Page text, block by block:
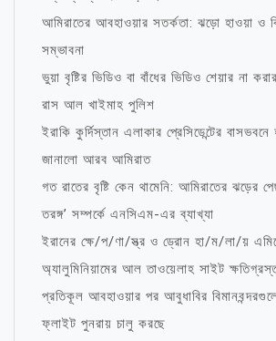
আমিরাতের আবহাওয়ার সতর্কতা: ঝড়ো হাওয়া ও
সম্ভাবনা
ভুয়া বৃষ্টির ভিডিও বা বাঁধের ভিডিও শেয়ার না
রাস আল খাইমাহ পুলিশ
ইরাকি কুর্দিস্তান এলাকার প্রেসিডেন্টের বাসভবনে
জানালো আরব আমিরাত
গত রাতের বৃষ্টি কেন থামেনি: আমিরাতের ঝড়ের
তরঙ্গ’ সম্পর্কে এনসিএম-এর ব্যাখ্যা
ইরানের ক্ষে/প/ণা/স্ত্র ও ড্রোন হা/ম/লা/য়
অ্যালুমিনিয়ামের আল তাওয়েলাহ সাইট
প্রতিকূল আবহাওয়ার পর আবুধাবির
ফ্লাইট পুনরায় চালু করছে